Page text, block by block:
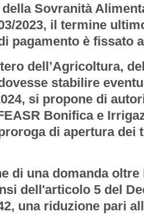
Sovranità
2023, il termine
pagamento è fissato
dell’Agricoltura,
stabilire
si propone di
Bonifica e
di apertura dei
di una domanda
dell'articolo 5 del
una riduzione pari